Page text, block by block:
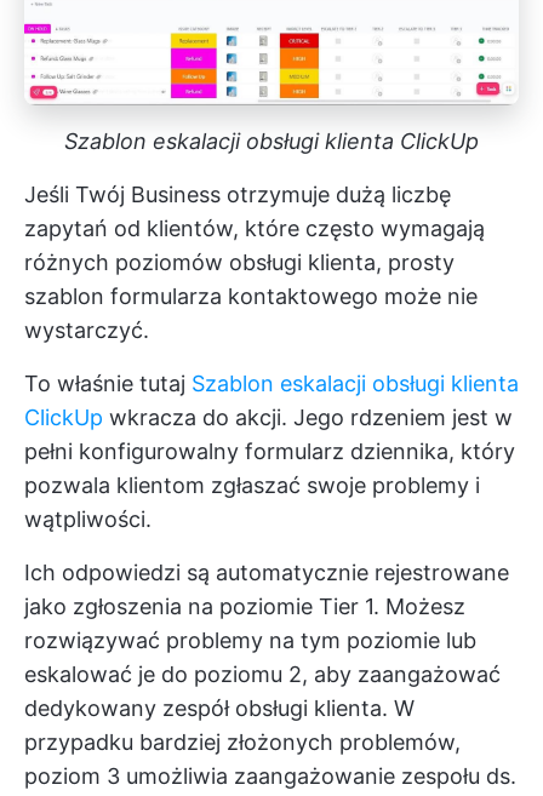
Szablon eskalacji obsługi klienta ClickUp
Jeśli Twój Business otrzymuje dużą liczbę
zapytań od klientów, które często wymagają
różnych poziomów obsługi klienta, prosty
szablon formularza kontaktowego może nie
wystarczyć.
To właśnie tutaj Szablon eskalacji obsługi klienta
ClickUp wkracza do akcji. Jego rdzeniem jest w
pełni konfigurowalny formularz dziennika, który
pozwala klientom zgłaszać swoje problemy i
wątpliwości.
Ich odpowiedzi są automatycznie rejestrowane
jako zgłoszenia na poziomie Tier 1. Możesz
rozwiązywać problemy na tym poziomie lub
eskalować je do poziomu 2, aby zaangażować
dedykowany zespół obsługi klienta. W
przypadku bardziej złożonych problemów,
poziom 3 umożliwia zaangażowanie zespołu ds.